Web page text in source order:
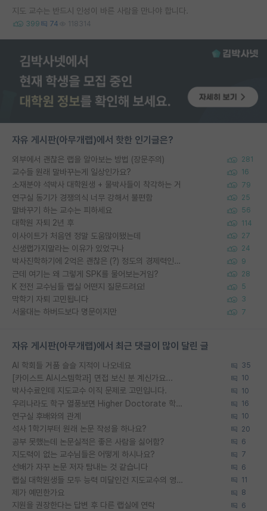
지도 교수는 반드시 인성이 바른 사람을 만나야 합니다.
399 74 118314
자유 게시판(아무개랩)에서 핫한 인기글은?
외부에서 괜찮은 랩을 알아보는 방법 (장문주의) 281
교수들 원래 말바꾸는게 일상인가요? 16
소재분야 석박사 대학원생 + 물박사들이 착각하는 거 79
연구실 동기가 경쟁의식 너무 강해서 불편함 25
말바꾸기 하는 교수는 피하세요 56
대학원 자퇴 2년 후 114
이사이트가 처음엔 정말 도움많이됐는데 27
신생랩가지말라는 이유가 있었구나 24
박사진학하기에 2억은 괜찮은 (?) 정도의 경제력인가요 9
근데 여기는 왜 그렇게 SPK를 물어보는거임? 28
K 전전 교수님들 랩실 어떤지 질문드려요! 5
막학기 자퇴 고민됩니다 3
서울대는 하버드보다 명문이지만 7
자유 게시판(아무개랩)에서 최근 댓글이 많이 달린 글
AI 학회들 거품 슬슬 지적이 나오네요 35
[카이스트 AI시스템학과] 면접 보신 분 계신가요... 10
박사수료인데 지도교수 이직 문제로 고민입니다. 10
우리나라도 학구 열풍보면 Higher Doctorate 학위가 필요하다고 봅니다. 16
연구실 후배와의 관계 10
석사 1학기부터 원래 논문 작성을 하나요? 20
공부 못했는데 논문실적은 좋은 사람을 싫어함? 6
지도력이 없는 교수님들은 어떻게 하시나요? 7
선배가 자꾸 논문 저자 탐내는 것 같습니다 6
랩실 대학원생들 모두 능력 미달인건 지도교수의 영향 아닌가? 11
제가 예민한가요 8
지원을 권장한다는 답변 후 다른 랩실에 연락 6